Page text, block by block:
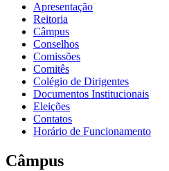
Apresentação
Reitoria
Câmpus
Conselhos
Comissões
Comitês
Colégio de Dirigentes
Documentos Institucionais
Eleições
Contatos
Horário de Funcionamento
Câmpus